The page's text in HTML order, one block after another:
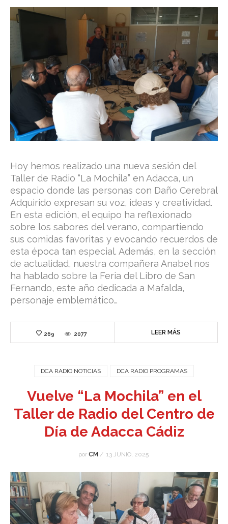
Hoy hemos realizado una nueva sesión del
Taller de Radio “La Mochila” en Adacca, un
espacio donde las personas con Daño Cerebral
Adquirido expresan su voz, ideas y creatividad.
En esta edición, el equipo ha reflexionado
sobre los sabores del verano, compartiendo
sus comidas favoritas y evocando recuerdos de
esta época tan especial. Además, en la sección
de actualidad, nuestra compañera Anabel nos
ha hablado sobre la Feria del Libro de San
Fernando, este año dedicada a Mafalda,
personaje emblemático…
269 2077 LEER MÁS
DCA RADIO NOTICIAS DCA RADIO PROGRAMAS
Vuelve “La Mochila” en el
Taller de Radio del Centro de
Día de Adacca Cádiz
por CM / 13 JUNIO, 2025